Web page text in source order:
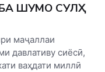
ШУМО СУЛҲ
маҷаллаи
давлативу сиёсӣ,
ваҳдати миллӣ